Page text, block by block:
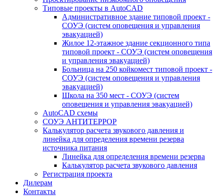
Типовые проекты в AutoCAD
Административное здание типовой проект -
СОУЭ (систем оповещения и управления
эвакуацией)
Жилое 12-этажное здание секционного типа
типовой проект - СОУЭ (систем оповещения
и управления эвакуацией)
Больница на 250 койкомест типовой проект -
СОУЭ (систем оповещения и управления
эвакуацией)
Школа на 350 мест - СОУЭ (систем
оповещения и управления эвакуацией)
AutoCAD схемы
СОУЭ АНТИТЕРРОР
Калькулятор расчета звукового давления и
линейка для определения времени резерва
источника питания
Линейка для определения времени резерва
Калькулятор расчета звукового давления
Регистрация проекта
Дилерам
Контакты